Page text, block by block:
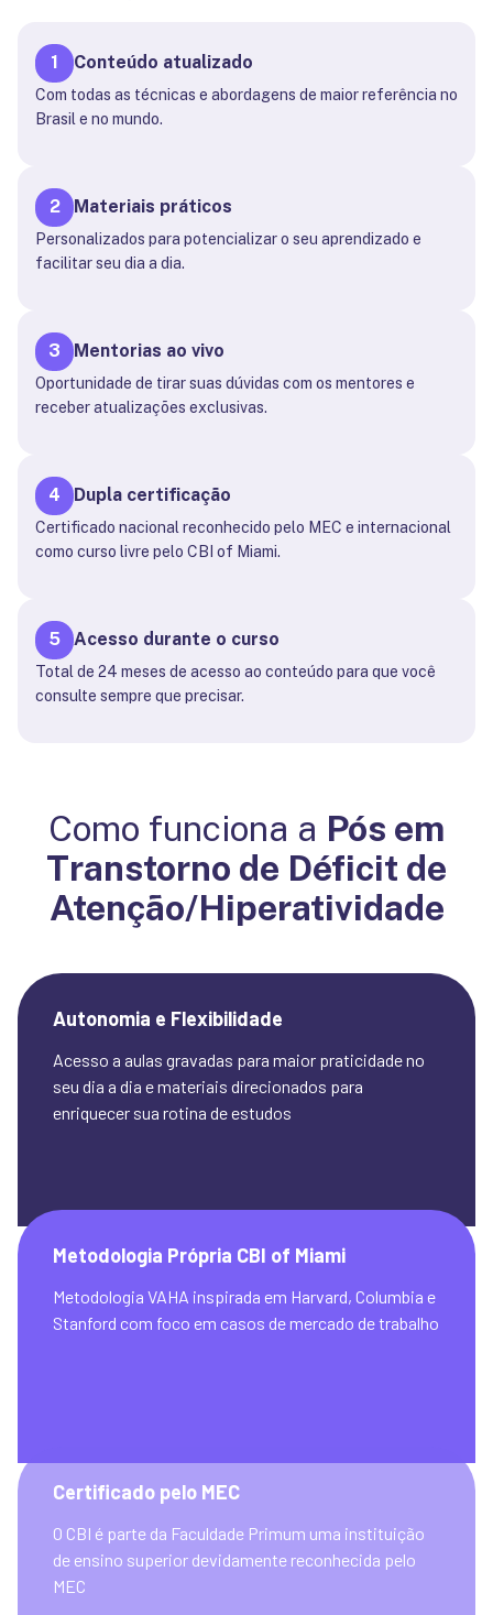
1 Conteúdo atualizado
Com todas as técnicas e abordagens de maior referência no
Brasil e no mundo.
2 Materiais práticos
Personalizados para potencializar o seu aprendizado e
facilitar seu dia a dia.
3 Mentorias ao vivo
Oportunidade de tirar suas dúvidas com os mentores e
receber atualizações exclusivas.
4 Dupla certificação
Certificado nacional reconhecido pelo MEC e internacional
como curso livre pelo CBI of Miami.
5 Acesso durante o curso
Total de 24 meses de acesso ao conteúdo para que você
consulte sempre que precisar.
Autonomia e Flexibilidade
Acesso a aulas gravadas para maior praticidade no
seu dia a dia e materiais direcionados para
enriquecer sua rotina de estudos
Metodologia Própria CBI of Miami
Metodologia VAHA inspirada em Harvard, Columbia e
Certificado pelo MEC
O CBI é parte da Faculdade Primum uma instituição
de ensino superior devidamente reconhecida pelo
MEC
Como funciona a Pós em
Transtorno de Déficit de
Atenção/Hiperatividade